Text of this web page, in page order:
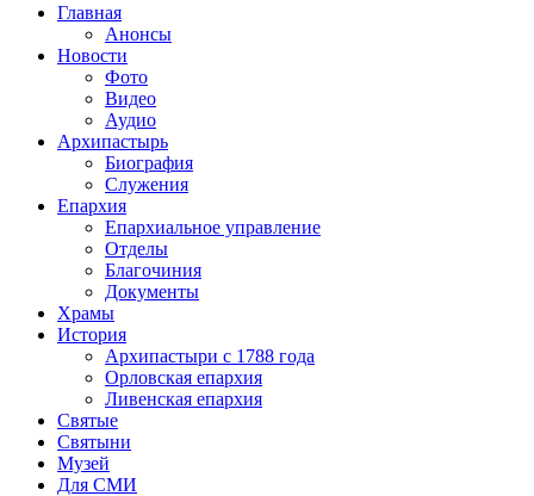
Главная
Анонсы
Новости
Фото
Видео
Аудио
Архипастырь
Биография
Служения
Епархия
Епархиальное управление
Отделы
Благочиния
Документы
Храмы
История
Архипастыри с 1788 года
Орловская епархия
Ливенская епархия
Святые
Святыни
Музей
Для СМИ